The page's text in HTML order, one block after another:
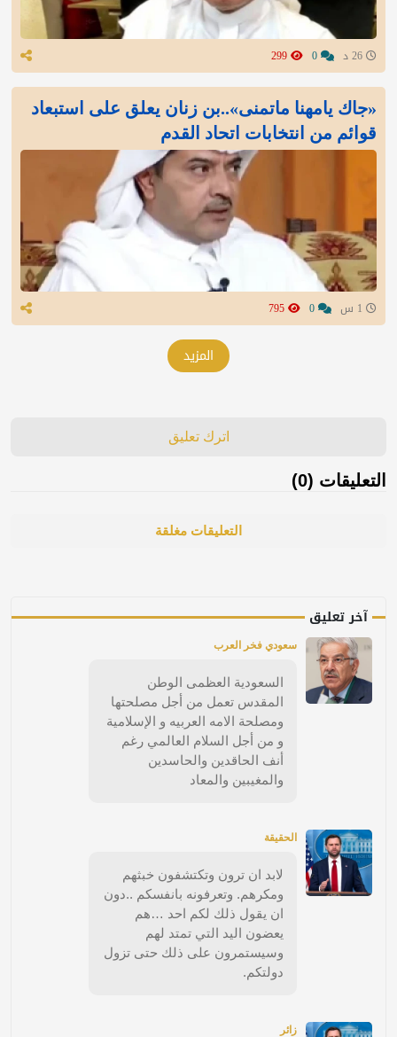
«جاك يامهنا ماتمنى»..بن زنان يعلق على استبعاد
قوائم من انتخابات اتحاد القدم
المزيد
اترك تعليق
التعليقات (0)
التعليقات مغلقة
آخر تعليق
سعودي فخر العرب
السعودية العظمى الوطن
المقدس تعمل من أجل مصلحتها
ومصلحة الامه العربيه و الإسلامية
و من أجل السلام العالمي رغم
أنف الحاقدين والحاسدين
والمغيبين والمعاد
الحقيقة
لابد ان ترون وتكتشفون خبثهم
ومكرهم. وتعرفونه بانفسكم ..دون
ان يقول ذلك لكم احد …هم
يعضون اليد التي تمتد لهم
وسيستمرون على ذلك حتى تزول
دولتكم.
زائر